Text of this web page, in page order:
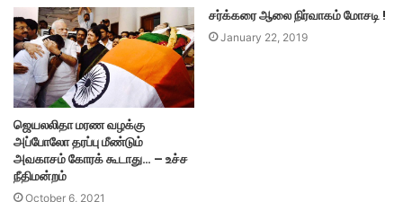
ஜெயலலிதா மரண வழக்கு
அப்போலோ தரப்பு மீண்டும்
அவகாசம் கோரக் கூடாது… – உச்ச
நீதிமன்றம்
October 6, 2021
சர்க்கரை ஆலை நிர்வாகம் மோசடி !
January 22, 2019